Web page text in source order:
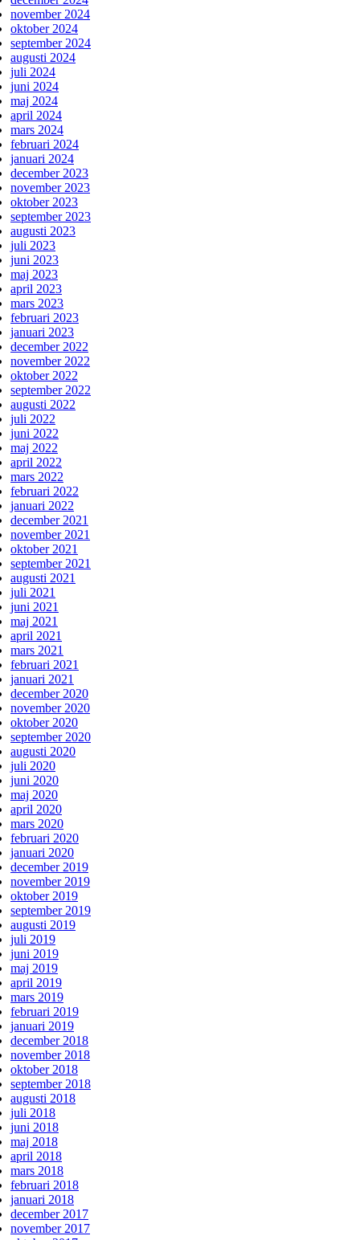
november 2024
oktober 2024
september 2024
augusti 2024
juli 2024
juni 2024
maj 2024
april 2024
mars 2024
februari 2024
januari 2024
december 2023
november 2023
oktober 2023
september 2023
augusti 2023
juli 2023
juni 2023
maj 2023
april 2023
mars 2023
februari 2023
januari 2023
december 2022
november 2022
oktober 2022
september 2022
augusti 2022
juli 2022
juni 2022
maj 2022
april 2022
mars 2022
februari 2022
januari 2022
december 2021
november 2021
oktober 2021
september 2021
augusti 2021
juli 2021
juni 2021
maj 2021
april 2021
mars 2021
februari 2021
januari 2021
december 2020
november 2020
oktober 2020
september 2020
augusti 2020
juli 2020
juni 2020
maj 2020
april 2020
mars 2020
februari 2020
januari 2020
december 2019
november 2019
oktober 2019
september 2019
augusti 2019
juli 2019
juni 2019
maj 2019
april 2019
mars 2019
februari 2019
januari 2019
december 2018
november 2018
oktober 2018
september 2018
augusti 2018
juli 2018
juni 2018
maj 2018
april 2018
mars 2018
februari 2018
januari 2018
december 2017
november 2017